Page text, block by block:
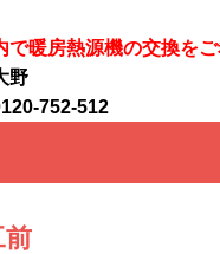
で暖房熱源機の交換を
野
752-512
前